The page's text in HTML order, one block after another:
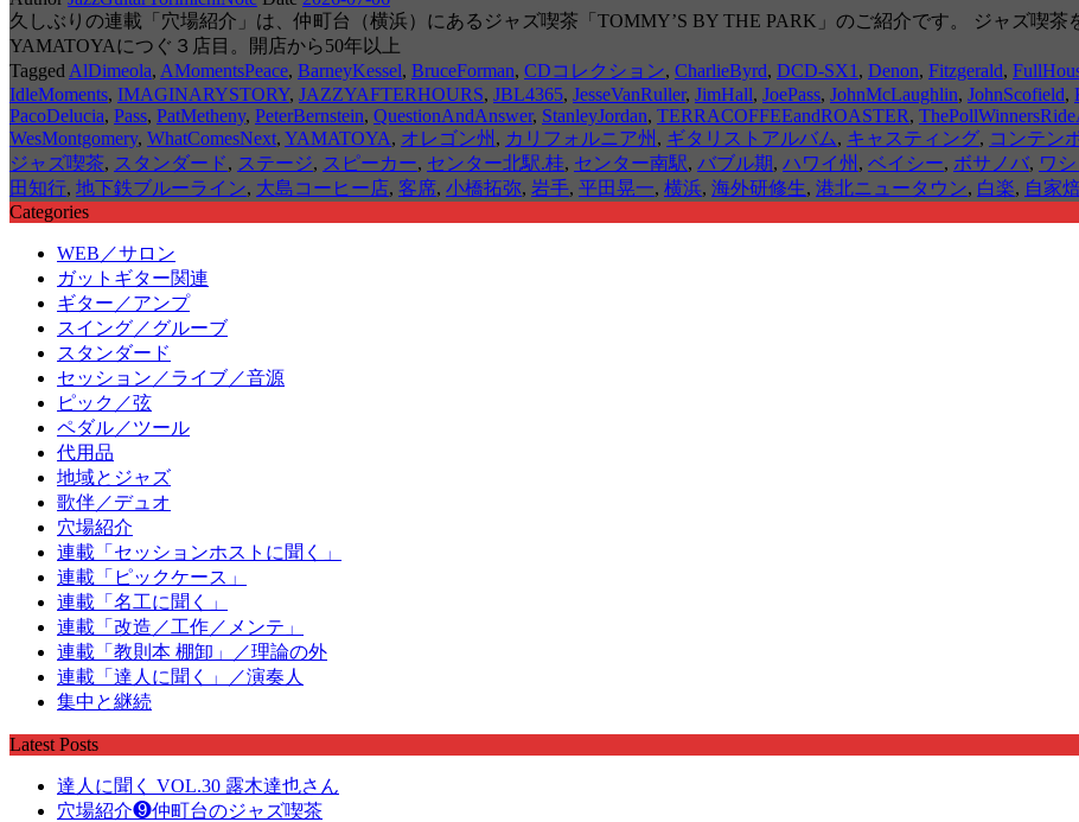
久しぶりの連載「穴場紹介」は、仲町台（横浜）にあるジャズ喫茶「TOMMY’S BY THE PARK」のご紹介です。 ジャズ喫
YAMATOYAにつぐ３店目。開店から50年以上
Tagged AlDimeola, AMomentsPeace, BarneyKessel, BruceForman, CDコレクション, CharlieByrd, DCD-SX1 , Denon, Fitzgerald,
IdleMoments, IMAGINARYSTORY, JAZZYAFTERHOURS, JBL4365, JesseVanRuller, JimHall, JoePass, JohnMcLaughlin, JohnScofield,
PacoDelucia, Pass, PatMetheny, PeterBernstein, QuestionAndAnswer, StanleyJordan, TERRACOFFEEandROASTER,
WesMontgomery, WhatComesNext, YAMATOYA, オレゴン州 , カリフォルニア州 , ギタリストアルバム, キャスティング, コンテン
ジャズ喫茶, スタンダード, ステージ, スピーカー, センター北駅.桂, センター南駅, バブル期, ハワイ州 , ベイシー, ボサノバ, ワ
田知行, 地下鉄ブルーライン, 大島コーヒー店, 客席, 小橋拓弥, 岩手, 平田晃一, 横浜, 海外研修生, 港北ニュータウン, 白楽, 自家
Categories
WEB／サロン
ガットギター関連
ギター／アンプ
スイング／グルーブ
スタンダード
セッション／ライブ／音源
ピック／弦
ペダル／ツール
代用品
地域とジャズ
歌伴／デュオ
穴場紹介
連載「セッションホストに聞く」
連載「ピックケース」
連載「名工に聞く」
連載「改造／工作／メンテ」
連載「教則本 棚卸」／理論の外
連載「達人に聞く」／演奏人
集中と継続
Latest Posts
達人に聞く VOL.30 露木達也さん
穴場紹介❾仲町台のジャズ喫茶